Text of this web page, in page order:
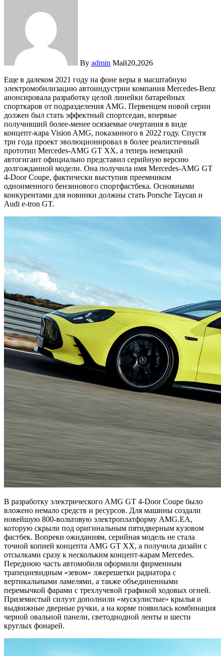
By admin Май20,2026
Еще в далеком 2021 году на фоне веры в масштабную
электромобилизацию автоиндустрии компания Mercedes-Benz
анонсировала разработку целой линейки батарейных
спорткаров от подразделения AMG. Первенцем новой серии
должен был стать эффектный спортседан, впервые
получивший более-менее осязаемые очертания в виде
концепт-кара Vision AMG, показанного в 2022 году. Спустя
три года проект эволюционировал в более реалистичный
прототип Mercedes-AMG GT XX, а теперь немецкий
автогигант официально представил серийную версию
долгожданной модели. Она получила имя Mercedes-AMG GT
4-Door Coupe, фактически выступив преемником
одноименного бензинового спортфастбека. Основными
конкурентами для новинки должны стать Porsche Taycan и
Audi e-tron GT.
В разработку электрического AMG GT 4-Door Coupe было
вложено немало средств и ресурсов. Для машины создали
новейшую 800-вольтовую электроплатформу AMG.EA,
которую скрыли под оригинальным пятидверным кузовом
фастбек. Вопреки ожиданиям, серийная модель не стала
точной копией концепта AMG GT XX, а получила дизайн с
отсылками сразу к нескольким концепт-карам Mercedes.
Переднюю часть автомобиля оформили фирменным
трапециевидным «зевом» лжерешетки радиатора с
вертикальными ламелями, а также объединенными
перемычкой фарами с трехлучевой графикой ходовых огней.
Приземистый силуэт дополнили «мускулистые» крылья и
выдвижные дверные ручки, а на корме появилась комбинация
черной овальной панели, светодиодной ленты и шести
круглых фонарей.